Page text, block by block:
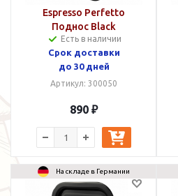
Espresso Perfetto
Поднос Black
Есть в наличии
Срок доставки
до 30 дней
Артикул: 300050
890 ₽
На складе в Германии